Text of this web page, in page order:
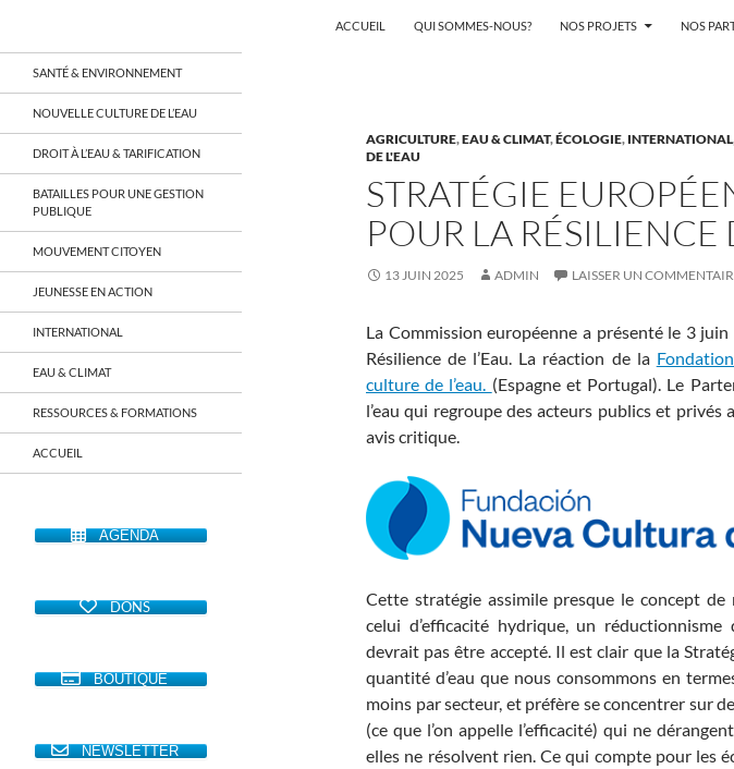
Aller
au
contenu
ACCUEIL QUI SOMMES-NOUS? NOS PROJETS NOS
AGRICULTURE,EAU & CLIMAT,ÉCOLOGIE, INTERNATIONAL
DE L'EAU
STRATÉGIE
POUR LA RÉSILIENCE
13 JUIN 2025 ADMIN LAISSER UN
La Commission européenne a présenté le 3
Résilience de l’Eau. La réaction de la
culture de l’eau. (Espagne et Portugal). Le
l’eau qui regroupe des acteurs publics et privés
avis critique.
Cette stratégie assimile presque le concept de
celui d’efficacité hydrique, un
devrait pas être accepté. Il est clair que la
quantité d’eau que nous consommons en
moins par secteur, et préfère se concentrer sur
(ce que l’on appelle l’efficacité) qui ne
elles ne résolvent rien. Ce qui compte pour les
un réseau qui réunit citoyens et
associations autour de la ressource
territoire français, sur tous les
économique, juridique, de la santé,
culturel…
SANTÉ & ENVIRONNEMENT
NOUVELLE CULTURE DE L’EAU
DROIT À L’EAU & TARIFICATION
BATAILLES POUR UNE GESTION
PUBLIQUE
MOUVEMENT CITOYEN
JEUNESSE EN ACTION
INTERNATIONAL
EAU & CLIMAT
RESSOURCES & FORMATIONS
ACCUEIL
AGENDA
DONS
BOUTIQUE
NEWSLETTER